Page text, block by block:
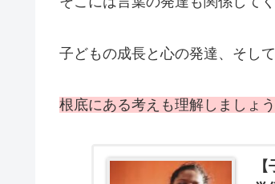
子どもの成長と心の発達、そし
根底にある考えも理解しましょう